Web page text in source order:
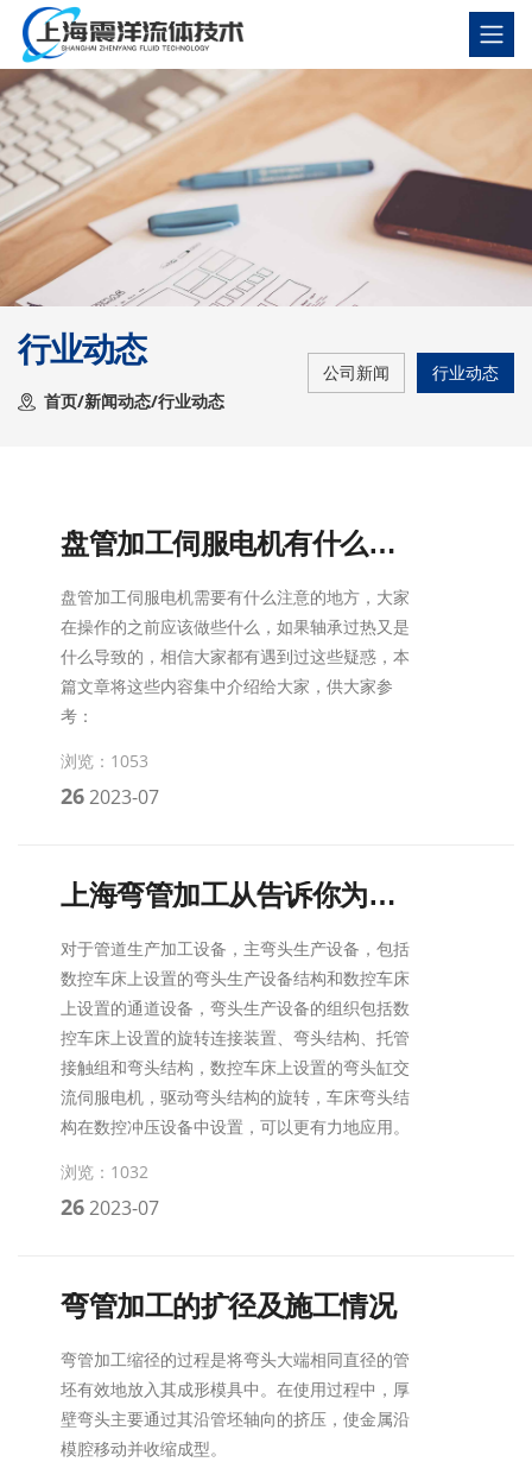
行业动态
首页/新闻动态/行业动态
公司新闻 行业动态
盘管加工伺服电机有什么需要注意的
盘管加工伺服电机需要有什么注意的地方，大家
在操作的之前应该做些什么，如果轴承过热又是
什么导致的，相信大家都有遇到过这些疑惑，本
篇文章将这些内容集中介绍给大家，供大家参
考：
浏览：1053
262023-07
上海弯管加工从告诉你为什么弯管得到广泛使用
对于管道生产加工设备，主弯头生产设备，包括
数控车床上设置的弯头生产设备结构和数控车床
上设置的通道设备，弯头生产设备的组织包括数
控车床上设置的旋转连接装置、弯头结构、托管
接触组和弯头结构，数控车床上设置的弯头缸交
流伺服电机，驱动弯头结构的旋转，车床弯头结
构在数控冲压设备中设置，可以更有力地应用。
浏览：1032
262023-07
弯管加工的扩径及施工情况
弯管加工缩径的过程是将弯头大端相同直径的管
坯有效地放入其成形模具中。在使用过程中，厚
壁弯头主要通过其沿管坯轴向的挤压，使金属沿
模腔移动并收缩成型。